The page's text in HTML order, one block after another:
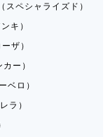
Bikes モデル不
¥
ペシャライズド）
キ）
ザ）
ー）
ベロ）
ラ）